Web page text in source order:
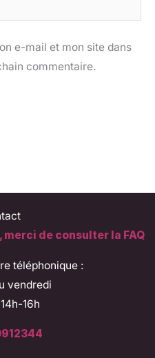
e-mail et mon site dans
commentaire.
de consulter la FAQ
téléphonique :
vendredi
16h